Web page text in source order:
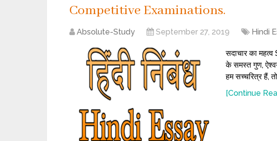
Competitive Examinations.
Absolute-Study September 27, 2019 Hindi
सदाचार का
के समस्त गुण,
हम सच्चरित्र हैं,
[Continue